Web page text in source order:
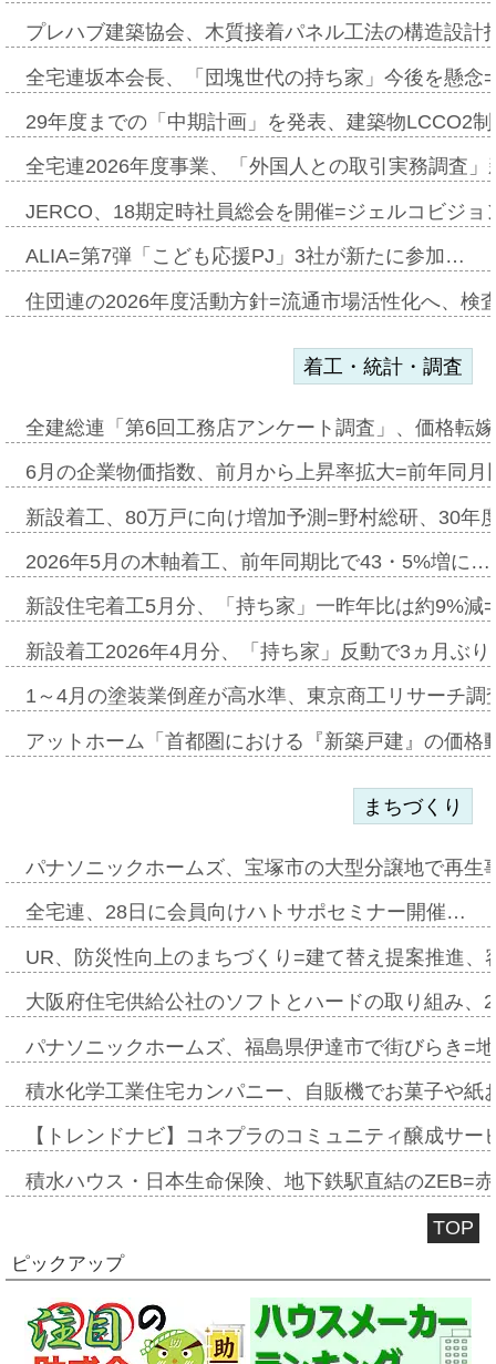
プレハブ建築協会、木質接着パネル工法の構造設
全宅連坂本会長、「団塊世代の持ち家」今後を懸
29年度までの「中期計画」を発表、建築物LCCO2
全宅連2026年度事業、「外国人との取引実務調査
JERCO、18期定時社員総会を開催=ジェルコビジ
ALIA=第7弾「こども応援PJ」3社が新たに参加…
住団連の2026年度活動方針=流通市場活性化へ、検
着工・統計・調査
全建総連「第6回工務店アンケート調査」、価格転
6月の企業物価指数、前月から上昇率拡大=前年同
新設着工、80万戸に向け増加予測=野村総研、30年
2026年5月の木軸着工、前年同期比で43・5%増に…
新設住宅着工5月分、「持ち家」一昨年比は約9%
新設着工2026年4月分、「持ち家」反動で3ヵ月ぶ
1～4月の塗装業倒産が高水準、東京商工リサーチ
アットホーム「首都圏における『新築戸建』の価
まちづくり
パナソニックホームズ、宝塚市の大型分譲地で再
全宅連、28日に会員向けハトサポセミナー開催…
UR、防災性向上のまちづくり=建て替え提案推進
大阪府住宅供給公社のソフトとハードの取り組み
パナソニックホームズ、福島県伊達市で街びらき=
積水化学工業住宅カンパニー、自販機でお菓子や
【トレンドナビ】コネプラのコミュニティ醸成サ
積水ハウス・日本生命保険、地下鉄駅直結のZEB=
TOP
ピックアップ